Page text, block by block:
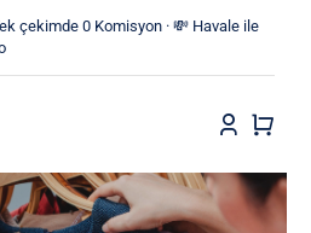
çekimde 0 Komisyon · 💸 Havale ile